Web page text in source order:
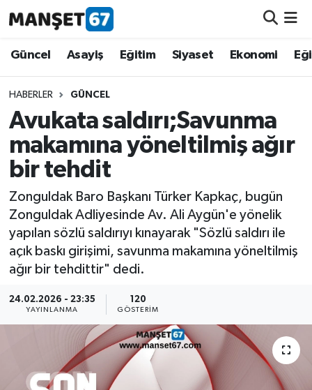
Güncel Asayiş Eğitim Siyaset Ekonomi
HABERLER GÜNCEL
Avukata saldırı;Savunma
makamına yöneltilmiş ağır
bir tehdit
Zonguldak Baro Başkanı Türker Kapkaç, bugün
Zonguldak Adliyesinde Av. Ali Aygün'e yönelik
yapılan sözlü saldırıyı kınayarak "Sözlü saldırı ile
açık baskı girişimi, savunma makamına yöneltilmiş
ağır bir tehdittir" dedi.
24.02.2026 - 23:35
YAYINLANMA
120
GÖSTERIM
Güncel
Asayiş
Siyaset
Spor
Eğitim
Ekonomi
Kültür-Sanat
Magazin
Mizah